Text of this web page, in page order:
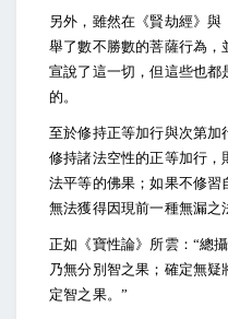
另外，雖然在《賢劫經》與
舉了數不勝數的菩薩行為
宣說了這一切，但這些也
的。
至於修持正等加行與次第加
修持諸法空性的正等加行
法平等的佛果；如果不修習
無法獲得因現前一種無漏之
正如《寶性論》所雲：“總
乃無分別智之果；確定無
定智之果。”